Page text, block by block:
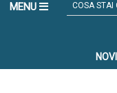
MENU